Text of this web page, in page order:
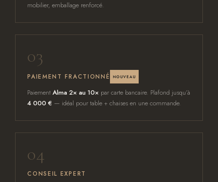
mobilier, emballage renforcé.
03
PAIEMENT FRACTIONNÉ NOUVEAU
PaiementAlma 2× au 10× par carte bancaire. Plafond jusqu’à
4 000 € — idéal pour table + chaises en une commande.
04
CONSEIL EXPERT